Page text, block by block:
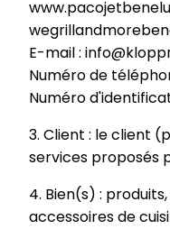
E-mail :
Numéro de
Numéro
3. Client : le client
services proposés
4. Bien(s) :
accessoires de